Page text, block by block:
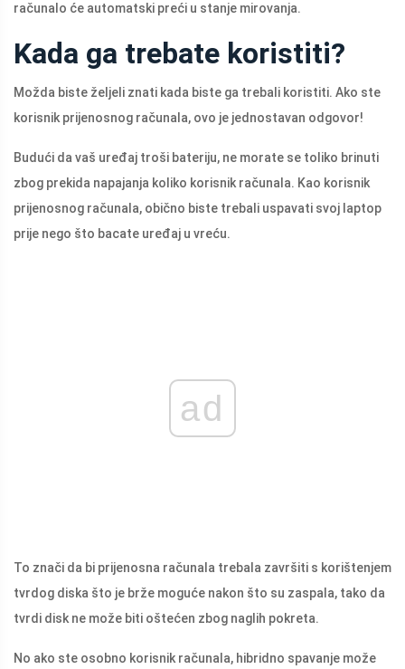
računalo će automatski preći u stanje mirovanja.
Kada ga trebate koristiti?
Možda biste željeli znati kada biste ga trebali koristiti. Ako ste
korisnik prijenosnog računala, ovo je jednostavan odgovor!
Budući da vaš uređaj troši bateriju, ne morate se toliko brinuti
zbog prekida napajanja koliko korisnik računala. Kao korisnik
prijenosnog računala, obično biste trebali uspavati svoj laptop
prije nego što bacate uređaj u vreću.
ad
To znači da bi prijenosna računala trebala završiti s korištenjem
tvrdog diska što je brže moguće nakon što su zaspala, tako da
tvrdi disk ne može biti oštećen zbog naglih pokreta.
No ako ste osobno korisnik računala, hibridno spavanje može